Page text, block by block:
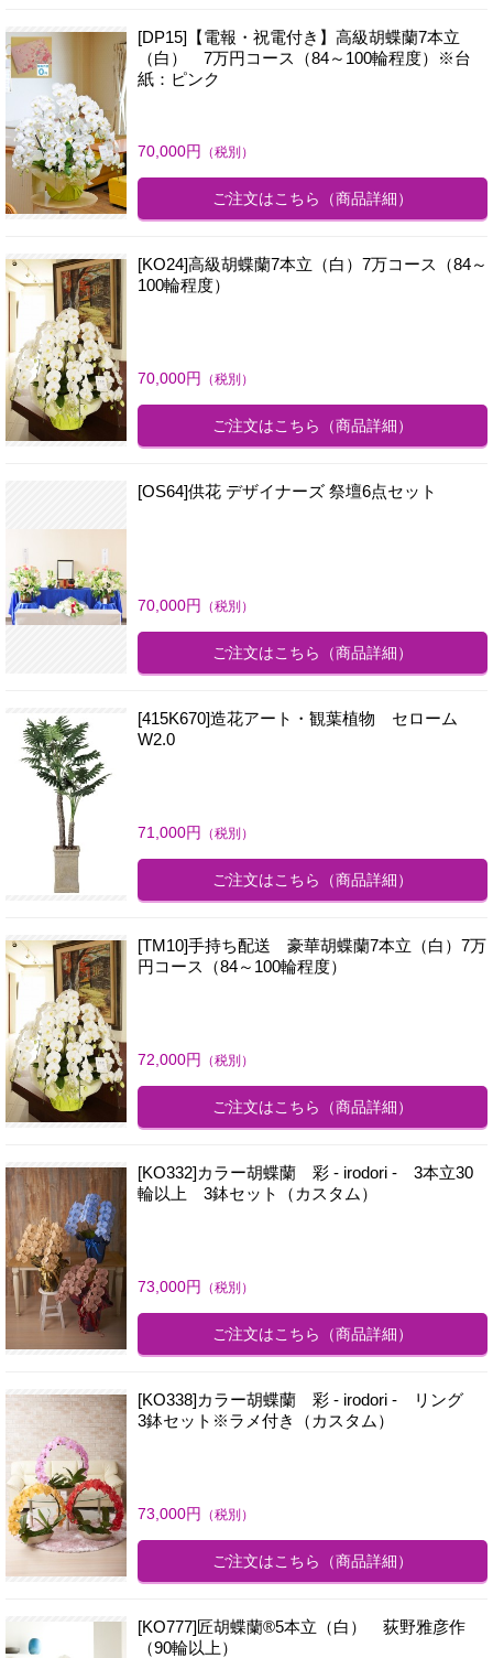
[DP15]【電報・祝電付き】高級胡蝶蘭7本立
（白） 7万円コース（84～100輪程度）※台
紙：ピンク
70,000円 （税別）
ご注文はこちら （商品詳細）
[KO24]高級胡蝶蘭7本立（白）7万コース（84～
100輪程度）
70,000円 （税別）
ご注文はこちら （商品詳細）
[OS64]供花 デザイナーズ 祭壇6点セット
70,000円 （税別）
ご注文はこちら （商品詳細）
[415K670]造花アート・観葉植物 セローム
W2.0
71,000円 （税別）
ご注文はこちら （商品詳細）
[TM10]手持ち配送 豪華胡蝶蘭7本立（白）7万
円コース（84～100輪程度）
72,000円 （税別）
ご注文はこちら （商品詳細）
[KO332]カラー胡蝶蘭 彩 - irodori - 3本立30
輪以上 3鉢セット（カスタム）
73,000円 （税別）
ご注文はこちら （商品詳細）
[KO338]カラー胡蝶蘭 彩 - irodori - リング
3鉢セット※ラメ付き（カスタム）
73,000円 （税別）
ご注文はこちら （商品詳細）
[KO777]匠胡蝶蘭®5本立（白） 荻野雅彦作
（90輪以上）